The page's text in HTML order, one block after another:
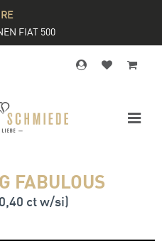
FIAT 500
FABULOUS
ct w/si)